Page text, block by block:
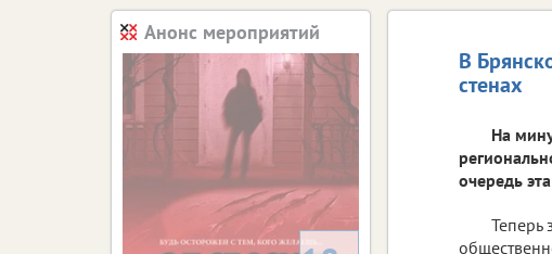
В
стенах
На
очередь
Теперь
Анонс мероприятий